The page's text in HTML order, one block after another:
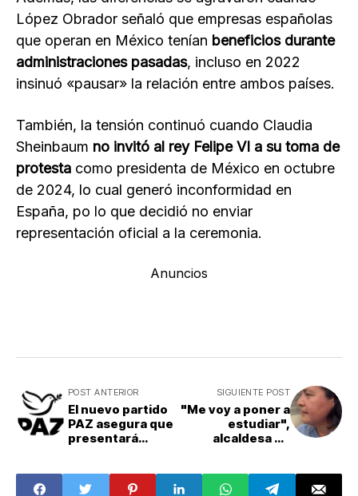
López Obrador señaló que empresas españolas
que operan en México tenían beneficios durante
administraciones pasadas, incluso en 2022
insinuó «pausar» la relación entre ambos países.
También, la tensión continuó cuando Claudia
Sheinbaum no invitó al rey Felipe VI a su toma de
protesta como presidenta de México en octubre
de 2024, lo cual generó inconformidad en
España, po lo que decidió no enviar
representación oficial a la ceremonia.
Anuncios
POST ANTERIOR
El nuevo partido
PAZ asegura que
presentará
gubernaturas en
SIGUIENTE POST
"Me voy a poner a
estudiar",
alcaldesa de
datos sobre